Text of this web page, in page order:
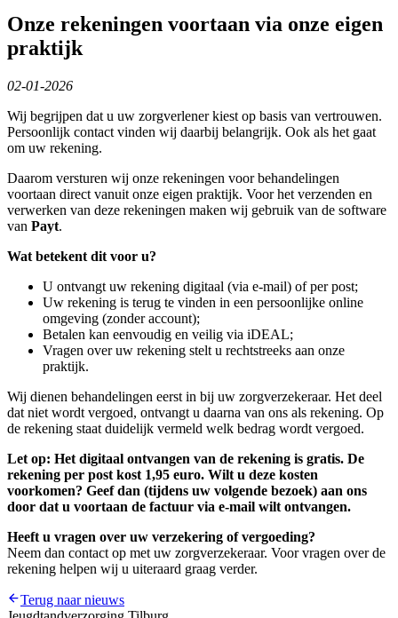
Onze rekeningen voortaan via onze eigen
praktijk
02-01-2026
Wij begrijpen dat u uw zorgverlener kiest op basis van vertrouwen.
Persoonlijk contact vinden wij daarbij belangrijk. Ook als het gaat
om uw rekening.
Daarom versturen wij onze rekeningen voor behandelingen
voortaan direct vanuit onze eigen praktijk. Voor het verzenden en
verwerken van deze rekeningen maken wij gebruik van de software
van Payt.
Wat betekent dit voor u?
U ontvangt uw rekening digitaal (via e-mail) of per post;
Uw rekening is terug te vinden in een persoonlijke online
omgeving (zonder account);
Betalen kan eenvoudig en veilig via iDEAL;
Vragen over uw rekening stelt u rechtstreeks aan onze
praktijk.
Wij dienen behandelingen eerst in bij uw zorgverzekeraar. Het deel
dat niet wordt vergoed, ontvangt u daarna van ons als rekening. Op
de rekening staat duidelijk vermeld welk bedrag wordt vergoed.
Let op: Het digitaal ontvangen van de rekening is gratis. De
rekening per post kost 1,95 euro. Wilt u deze kosten
voorkomen? Geef dan (tijdens uw volgende bezoek) aan ons
door dat u voortaan de factuur via e-mail wilt ontvangen.
Heeft u vragen over uw verzekering of vergoeding?
Neem dan contact op met uw zorgverzekeraar. Voor vragen over de
rekening helpen wij u uiteraard graag verder.
Terug naar nieuws